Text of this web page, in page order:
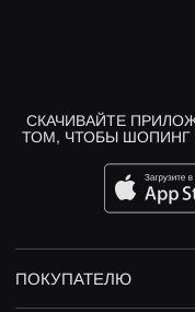
СКАЧИВАЙТЕ
ТОМ, ЧТОБЫ
ПОКУПАТЕЛЮ